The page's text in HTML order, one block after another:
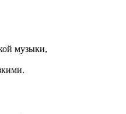
музыки,